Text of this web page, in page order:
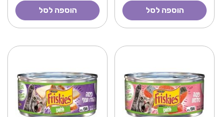
הוספה לסל הוספה לסל